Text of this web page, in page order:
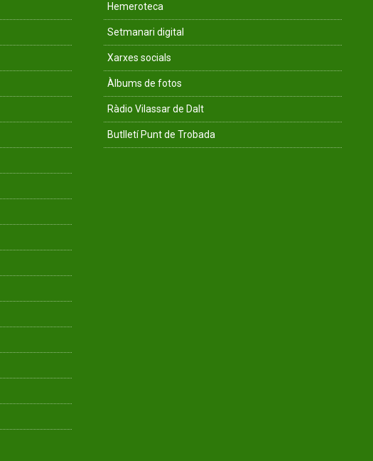
Hemeroteca
Setmanari digital
Xarxes socials
Àlbums de fotos
Ràdio Vilassar de Dalt
Butlletí Punt de Trobada